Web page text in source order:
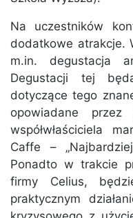
Na uczestników
dodatkowe atrakcje.
m.in. degustacja
Degustacji tej
dotyczące tego
opowiadane przez
współwłaściciela
Caffe –
Ponadto w trakcie
firmy Celius,
praktycznym